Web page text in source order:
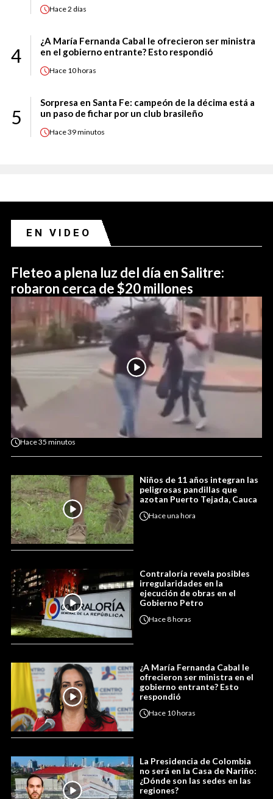
Hace2 días
4
¿A María Fernanda Cabal le ofrecieron ser ministra
en el gobierno entrante? Esto respondió
Hace 10 horas
5
Sorpresa en Santa Fe: campeón de la décima está a
un paso de fichar por un club brasileño
Hace39 minutos
EN VIDEO
Fleteo a plena luz del día en Salitre:
robaron cerca de $20 millones
Hace35 minutos
Niños de 11 años integran las
peligrosas pandillas que
azotan Puerto Tejada, Cauca
Haceuna hora
Contraloría revela posibles
irregularidades en la
ejecución de obras en el
Gobierno Petro
Hace8 horas
¿A María Fernanda Cabal le
ofrecieron ser ministra en el
gobierno entrante? Esto
respondió
Hace 10 horas
La Presidencia de Colombia
no será en la Casa de Nariño:
¿Dónde son las sedes en las
regiones?